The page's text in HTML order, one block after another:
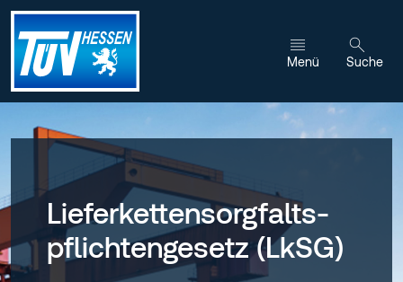
Zum Inhalt wechseln
Menü Suche
Lieferketten­sorgfalts­
pflichten­gesetz (LkSG)